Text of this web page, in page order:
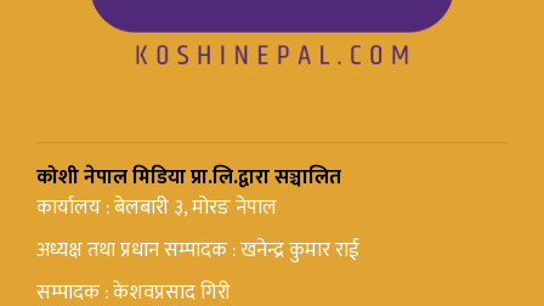
कोशी नेपाल मिडिया प्रा.लि.द्वारा सञ्चालित
कार्यालय : बेलबारी ३, मोरङ नेपाल
अध्यक्ष तथा प्रधान सम्पादक : खनेन्द्र कुमार राई
सम्पादक : केशवप्रसाद गिरी